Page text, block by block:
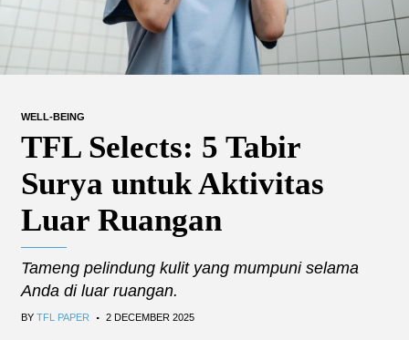
WELL-BEING
TFL Selects: 5 Tabir
Surya untuk Aktivitas
Luar Ruangan
Tameng pelindung kulit yang mumpuni selama
Anda di luar ruangan.
BY TFL PAPER . 2 DECEMBER 2025